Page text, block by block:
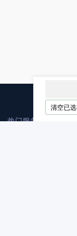
清空已选
热门服务